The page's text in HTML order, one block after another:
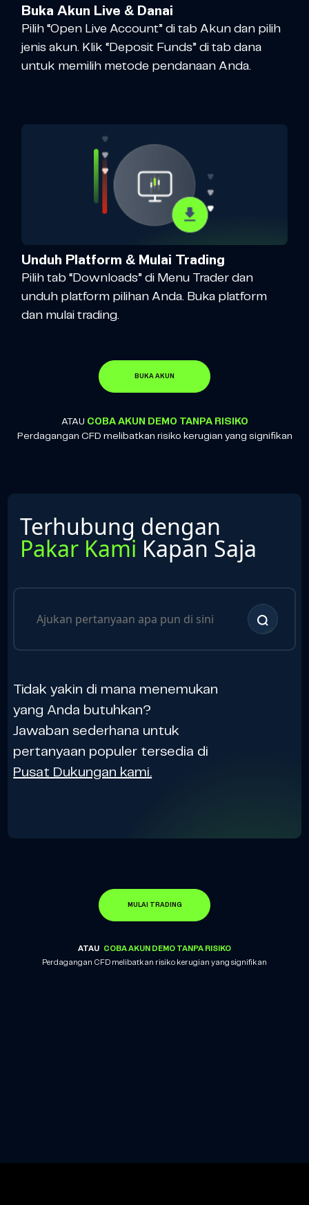
Buka Akun Live & Danai
Pilih “Open Live Account” di tab Akun dan pilih
jenis akun. Klik “Deposit Funds” di tab dana
untuk memilih metode pendanaan Anda.
Unduh Platform & Mulai Trading
Pilih tab “Downloads” di Menu Trader dan
unduh platform pilihan Anda. Buka platform
dan mulai trading.
BUKA AKUN
ATAU COBA AKUN DEMO TANPA RISIKO
Perdagangan CFD melibatkan risiko kerugian yang signifikan
Terhubung dengan
Pakar Kami Kapan Saja
Tidak yakin di mana menemukan
yang Anda butuhkan?
Jawaban sederhana untuk
pertanyaan populer tersedia di
Pusat Dukungan kami.
MULAI TRADING
ATAU COBA AKUN DEMO TANPA RISIKO
Perdagangan CFD melibatkan risiko kerugian yang signifikan